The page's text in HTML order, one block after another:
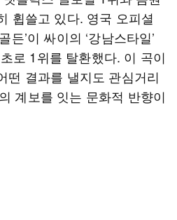
휩쓸고 있다. 영국 오피셜
든’이 싸이의 ‘강남스타일’
로 1위를 탈환했다. 이 곡이
떤 결과를 낼지도 관심거리
의 계보를 잇는 문화적 반향이